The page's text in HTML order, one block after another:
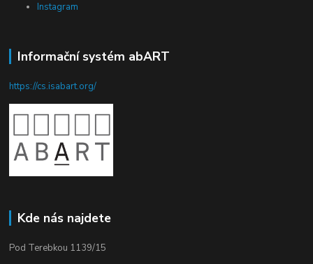
Instagram
Informační systém abART
https://cs.isabart.org/
Kde nás najdete
Pod Terebkou 1139/15